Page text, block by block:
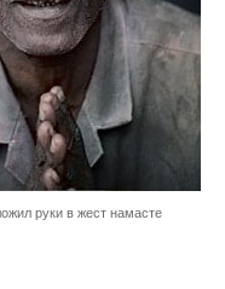
руки в жест намасте